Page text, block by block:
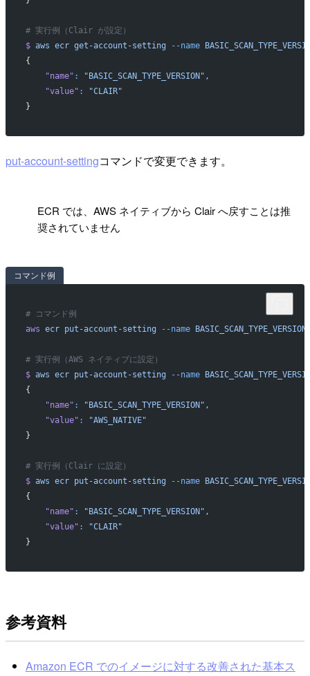
# 実行例（Clair が設定）
$ aws ecr get-account-setting --name
{
    "name"
:
"BASIC_SCAN_TYPE_VERSION",
    "value"
:
"CLAIR"
}
put-account-settingコマンドで変更できます。
ECR では、AWS ネイティブから Clair へ戻すことは推
奨されていません
コマンド例
# コマンド例
aws ecr put-account-setting --name BASIC_SCAN_TYPE_VERSION
# 実行例（AWS ネイティブに設定）
$ aws ecr put-account-setting --name
{
    "name"
:
"BASIC_SCAN_TYPE_VERSION",
    "value"
:
"AWS_NATIVE"
}
# 実行例（Clair に設定）
$ aws ecr put-account-setting --name
{
    "name"
:
"BASIC_SCAN_TYPE_VERSION",
    "value"
:
"CLAIR"
}
参考資料
Amazon ECR でのイメージに対する改善された基本ス